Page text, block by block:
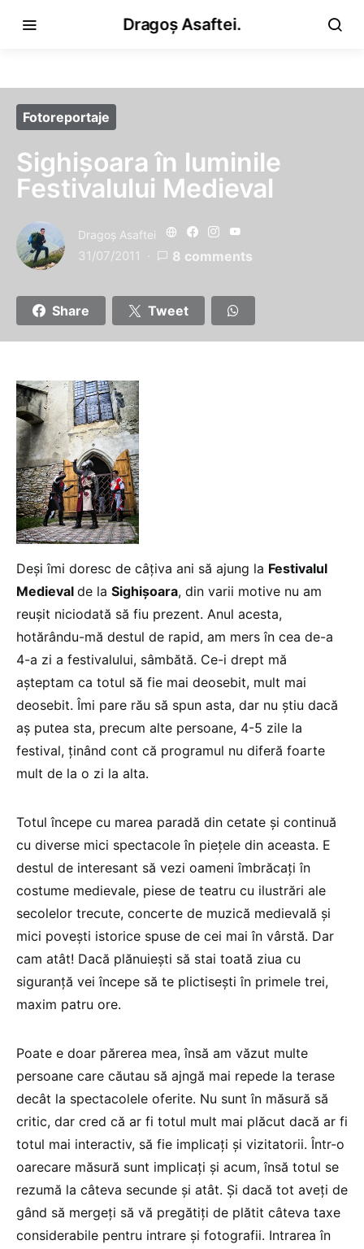
Dragoș Asaftei.
Fotoreportaje
Sighișoara în luminile
Festivalului Medieval
Dragoş Asaftei
31/07/2011 8 comments
Share Tweet
Deși îmi doresc de câțiva ani să ajung la Festivalul
Medieval de la Sighişoara, din varii motive nu am
reuşit niciodată să fiu prezent. Anul acesta,
hotărându-mă destul de rapid, am mers în cea de-a
4-a zi a festivalului, sâmbătă. Ce-i drept mă
așteptam ca totul să fie mai deosebit, mult mai
deosebit. Îmi pare rău să spun asta, dar nu știu dacă
aș putea sta, precum alte persoane, 4-5 zile la
festival, ținând cont că programul nu diferă foarte
mult de la o zi la alta.
Totul începe cu marea paradă din cetate și continuă
cu diverse mici spectacole în piețele din aceasta. E
destul de interesant să vezi oameni îmbrăcați în
costume medievale, piese de teatru cu ilustrări ale
secolelor trecute, concerte de muzică medievală și
mici povești istorice spuse de cei mai în vârstă. Dar
cam atât! Dacă plănuiești să stai toată ziua cu
siguranță vei începe să te plictisești în primele trei,
maxim patru ore.
Poate e doar părerea mea, însă am văzut multe
persoane care căutau să ajngă mai repede la terase
decât la spectacolele oferite. Nu sunt în măsură să
critic, dar cred că ar fi totul mult mai plăcut dacă ar fi
totul mai interactiv, să fie implicați și vizitatorii. Într-o
oarecare măsură sunt implicați și acum, însă totul se
rezumă la câteva secunde și atât. Și dacă tot aveți de
gând să mergeți să vă pregătiți de plătit câteva taxe
considerabile pentru intrare și fotografii. Intrarea în